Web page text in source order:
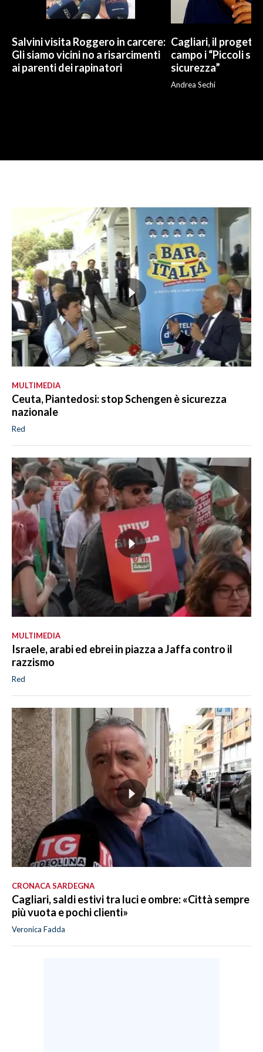
Salvini visita Roggero in carcere:
Gli siamo vicini no a risarcimenti
ai parenti dei rapinatori
Cagliari, il
campo i “Piccoli
sicurezza”
Andrea Sechi
MULTIMEDIA
Ceuta, Piantedosi: stop Schengen è sicurezza
nazionale
Red
MULTIMEDIA
Israele, arabi ed ebrei in piazza a Jaffa contro il
razzismo
Red
CRONACA SARDEGNA
Cagliari, saldi estivi tra luci e ombre: «Città sempre
più vuota e pochi clienti»
Veronica Fadda